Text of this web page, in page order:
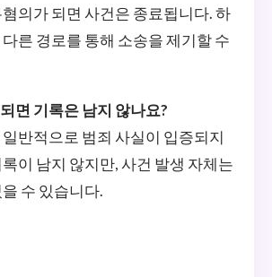
의가 되면 사건은 종료됩니다. 하
른 경로를 통해 소송을 제기할 수
면 기록은 남지 않나요?
반적으로 범죄 사실이 입증되지
이 남지 않지만, 사건 발생 자체는
수 있습니다.